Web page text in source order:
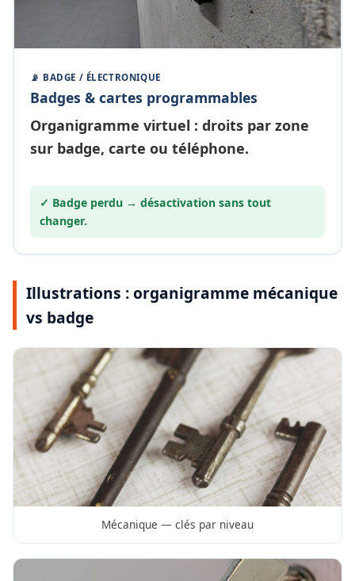
📡 BADGE / ÉLECTRONIQUE
Badges & cartes programmables
Organigramme virtuel : droits par zone
sur badge, carte ou téléphone.
✓ Badge perdu → désactivation sans tout
changer.
Illustrations : organigramme mécanique
vs badge
Mécanique — clés par niveau